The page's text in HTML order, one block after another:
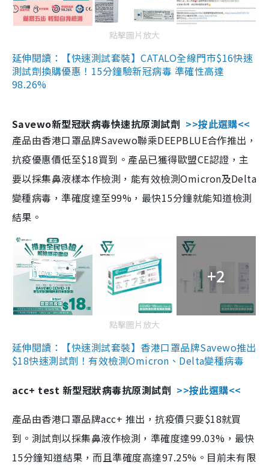
點擊圖片放大
延伸閱讀：【快速測試套裝】CATALO全線門市$16快速
測試劑換購優惠！15分鐘驗新冠病毒 準確性高達
98.26%
Savewo新型冠狀病毒快速抗原測試劑 >>按此選購<<
產品由香港口罩品牌Savewo聯乘DEEPBLUE合作推出，
抗疫優惠價低至$18買到。產品已獲得歐盟CE認證，主
要以採集鼻液樣本作檢測，能有效檢測Omicron及Delta
變種病毒，準確度達至99%，最快15分鐘就能知道檢測
結果。
+2
點擊圖片放大
延伸閱讀：【快速測試套裝】香港口罩品牌Savewo推出
$18快速測試劑！有效檢測Omicron、Delta變種病毒
acc+ test 新型冠狀病毒抗原測試劑 >>按此選購<<
產品由香港口罩品牌acc+ 推出，抗疫價只要$18就買
到。測試劑以採集鼻液作檢測，準確度達99.03%，最快
15分鐘知道結果，而且準確度高達97.25%。目前未有限